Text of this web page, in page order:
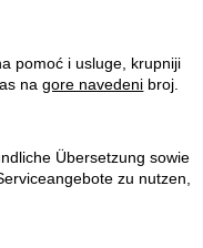
pomoć i usluge, krupniji
nagore navedeni broj.
Übersetzung sowie
eangebote zu nutzen,